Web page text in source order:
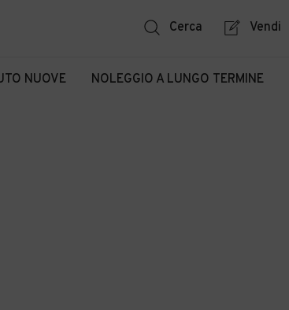
Cerca Vendi
NUOVE NOLEGGIO A LUNGO TERMINE